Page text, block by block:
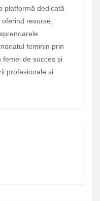
platformă dedicată
resurse,
feminin prin
femei de succes și
profesionale și